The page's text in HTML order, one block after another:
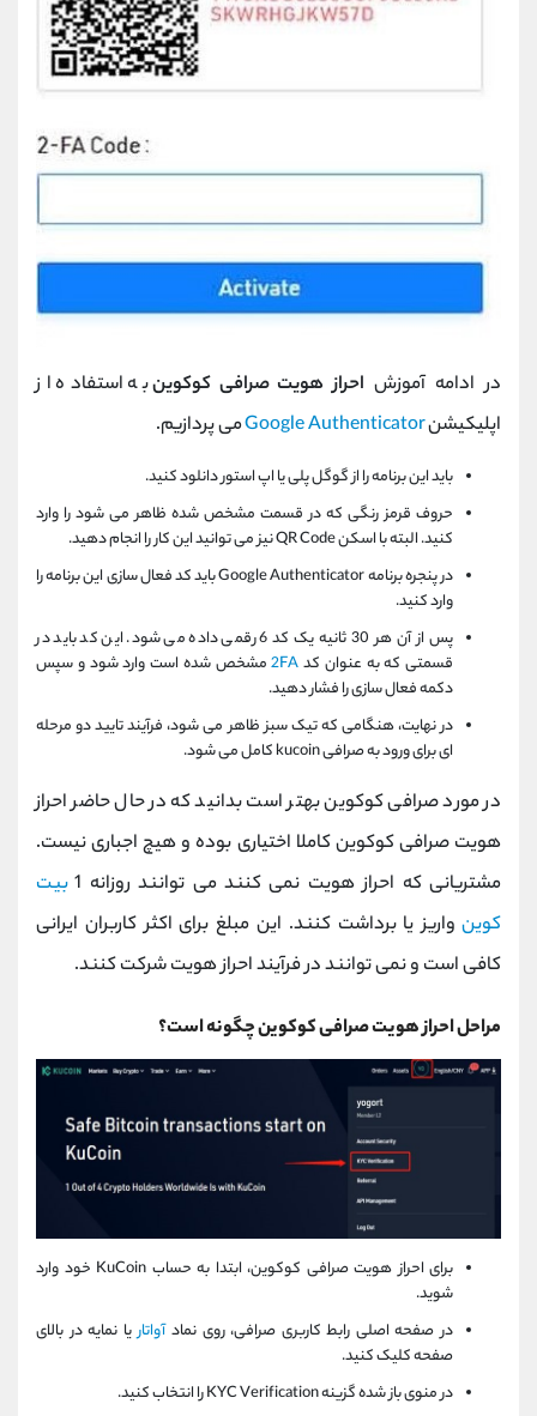
در ادامه آموزش احراز هویت صرافی کوکوینبه استفاده از
اپلیکیشنGoogle Authenticatorمی پردازیم.
باید این برنامه را از گوگل پلی یا اپ استور دانلود کنید.
حروف قرمز رنگی که در قسمت مشخص شده ظاهر می شود را وارد
کنید. البته با اسکن QR Code نیز می توانید این کار را انجام دهید.
در پنجره برنامه Google Authenticator باید کد فعال سازی این برنامه را
وارد کنید.
پس از آن هر 30 ثانیه یک کد 6 رقمی داده می شود. این کد باید در
قسمتی که به عنوان کد2FAمشخص شده است وارد شود و سپس
دکمه فعال سازی را فشار دهید.
در نهایت، هنگامی که تیک سبز ظاهر می شود، فرآیند تایید دو مرحله
ای برای ورود به صرافی kucoin کامل می شود.
در مورد صرافی کوکوین بهتر است بدانید که در حال حاضر احراز
هویت صرافی کوکوین کاملا اختیاری بوده و هیچ اجباری نیست.
مشتریانی که احراز هویت نمی کنند می توانند روزانه 1
بیت
کوین واریز یا برداشت کنند. این مبلغ برای اکثر کاربران ایرانی
کافی است و نمی توانند در فرآیند احراز هویت شرکت کنند.
مراحل احراز هویت صرافی کوکوین چگونه است؟
برای احراز هویت صرافی کوکوین، ابتدا به حساب KuCoin خود وارد
شوید.
در صفحه اصلی رابط کاربری صرافی، روی نمادآواتاریا نمایه در بالای
صفحه کلیک کنید.
در منوی باز شده گزینه KYC Verification را انتخاب کنید.